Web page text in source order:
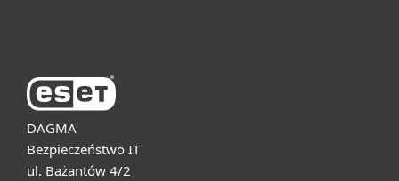
DAGMA
Bezpieczeństwo IT
ul. Bażantów 4/2